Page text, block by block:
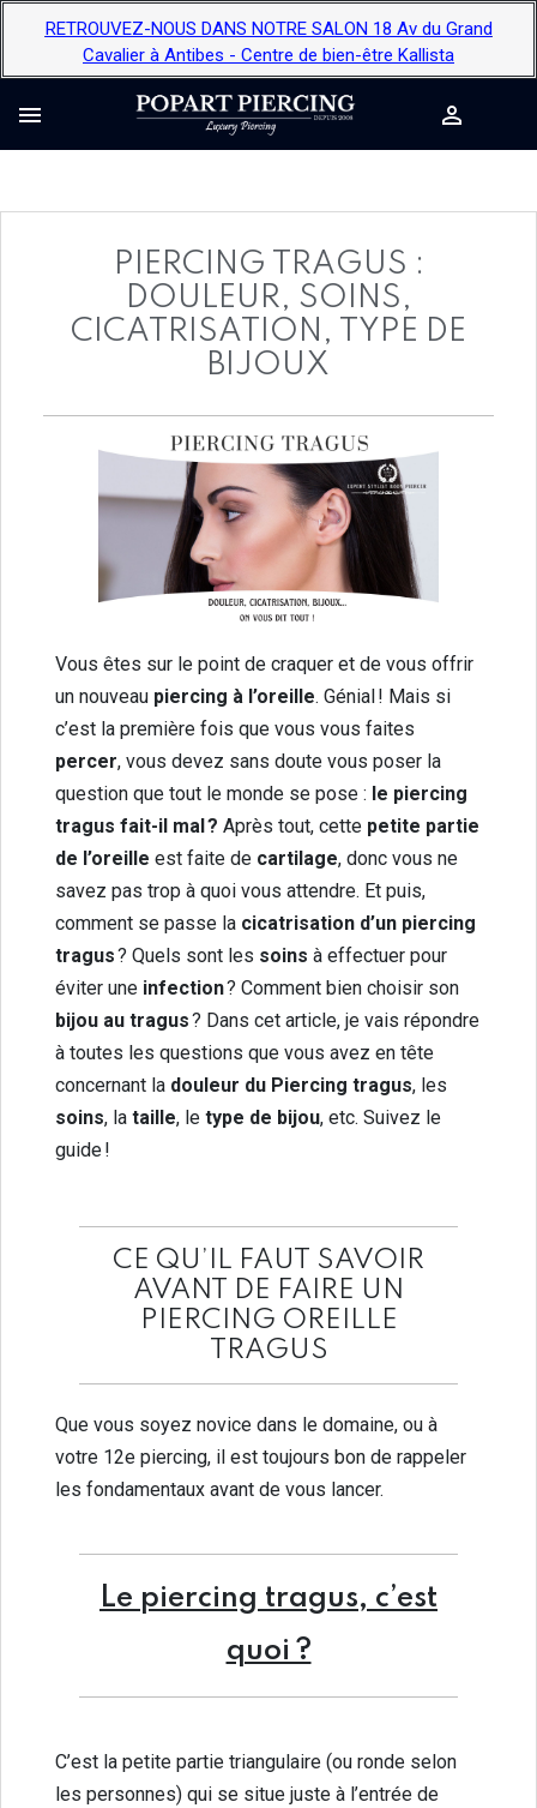
RETROUVEZ-NOUS DANS NOTRE SALON 18 Av du Grand
Cavalier à Antibes - Centre de bien-être Kallista
 
PIERCING TRAGUS :
DOULEUR, SOINS,
CICATRISATION, TYPE DE
BIJOUX
Vous êtes sur le point de craquer et de vous offrir
un nouveau piercing à l’oreille. Génial ! Mais si
c’est la première fois que vous vous faites
percer, vous devez sans doute vous poser la
question que tout le monde se pose : le piercing
tragus fait-il mal ? Après tout, cette petite partie
de l’oreille est faite de cartilage, donc vous ne
savez pas trop à quoi vous attendre. Et puis,
comment se passe la cicatrisation d’un piercing
tragus? Quels sont les soins à effectuer pour
éviter une infection? Comment bien choisir son
bijou au tragus? Dans cet article, je vais répondre
à toutes les questions que vous avez en tête
concernant la douleur du Piercing tragus, les
soins, la taille, le type de bijou, etc. Suivez le
guide !
CE QU’IL FAUT SAVOIR
AVANT DE FAIRE UN
PIERCING OREILLE
TRAGUS
Que vous soyez novice dans le domaine, ou à
votre 12e piercing, il est toujours bon de rappeler
les fondamentaux avant de vous lancer.
Le piercing tragus, c’est
quoi ?
C’est la petite partie triangulaire (ou ronde selon
les personnes) qui se situe juste à l’entrée de